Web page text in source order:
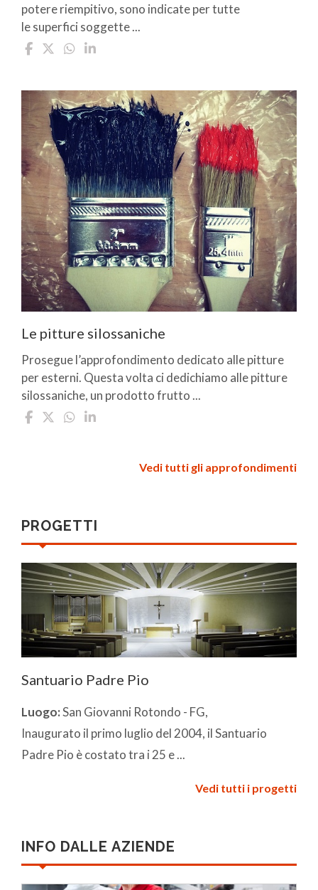
potere riempitivo, sono indicate per tutte
le superfici soggette ...
Le pitture silossaniche
Prosegue l’approfondimento dedicato alle pitture
per esterni. Questa volta ci dedichiamo alle pitture
silossaniche, un prodotto frutto ...
Vedi tutti gli approfondimenti
PROGETTI
Santuario Padre Pio
Luogo:San Giovanni Rotondo - FG,
Inaugurato il primo luglio del 2004, il Santuario
Padre Pio è costato tra i 25 e ...
Vedi tutti i progetti
INFO DALLE AZIENDE